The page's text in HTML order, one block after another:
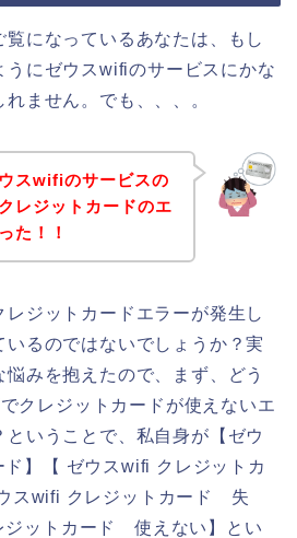
になっているあなたは、もし
うにゼウスwifiのサービスにかな
ません。でも、、、。
スwifiのサービスの
レジットカードのエ
た！！
レジットカードエラーが発生し
いるのではないでしょうか？実
みを抱えたので、まず、どう
クレジットカードが使えないエ
いうことで、私自身が【ゼウ
】【 ゼウスwifi クレジットカ
スwifi クレジットカード 失
ジットカード 使えない】とい